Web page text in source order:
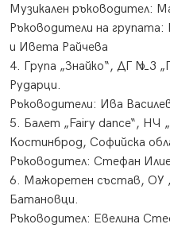
Музикален ръководител:
Ръководители на
и Ивета Райчева
4. Група „Знайко“, ДГ №3
Рударци.
Ръководители: Ива
5. Балет „Fairy dance“, НЧ
Костинброд, Софийска
Ръководител: Стефан
6. Мажоретен състав, ОУ
Батановци.
Ръководител: Евелина